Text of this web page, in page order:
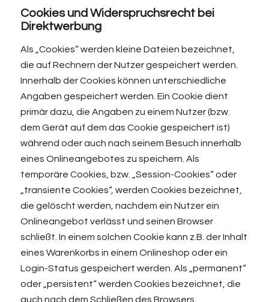
Cookies und Widerspruchsrecht bei
Direktwerbung
Als „Cookies“ werden kleine Dateien bezeichnet,
die auf Rechnern der Nutzer gespeichert werden.
Innerhalb der Cookies können unterschiedliche
Angaben gespeichert werden. Ein Cookie dient
primär dazu, die Angaben zu einem Nutzer (bzw.
dem Gerät auf dem das Cookie gespeichert ist)
während oder auch nach seinem Besuch innerhalb
eines Onlineangebotes zu speichern. Als
temporäre Cookies, bzw. „Session-Cookies“ oder
„transiente Cookies“, werden Cookies bezeichnet,
die gelöscht werden, nachdem ein Nutzer ein
Onlineangebot verlässt und seinen Browser
schließt. In einem solchen Cookie kann z.B. der Inhalt
eines Warenkorbs in einem Onlineshop oder ein
Login-Status gespeichert werden. Als „permanent“
oder „persistent“ werden Cookies bezeichnet, die
auch nach dem Schließen des Browsers